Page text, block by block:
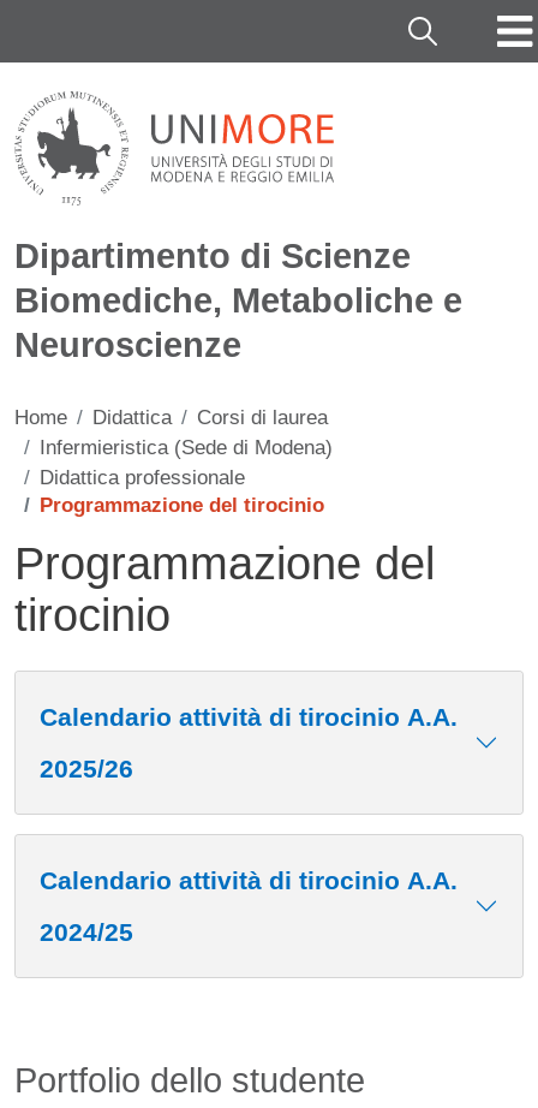
Cerca
Dipartimento di Scienze
Biomediche, Metaboliche e
Neuroscienze
Home Didattica
Corsi di laurea
Infermieristica (Sede di Modena)
Didattica professionale
Programmazione del tirocinio
Programmazione del
tirocinio
Calendario attività di tirocinio A.A.
2025/26
Calendario attività di tirocinio A.A.
2024/25
Portfolio dello studente